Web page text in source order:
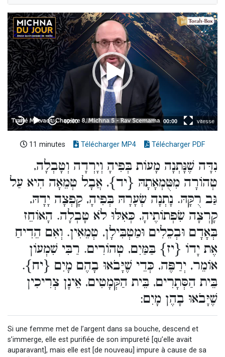
11 minutes Télécharger MP4 Télécharger PDF
נִדָּה שֶׁנָּתְנָה מָעוֹת בְּפִיהָ וְיָרְדָה וְטָבְלָה,
טְהוֹרָה מִטֻּמְאָתָהּ {יד}, אֲבָל טְמֵאָה הִיא עַל
גַּב רֻקָּהּ. נָתְנָה שְׂעָרָהּ בְּפִיהָ, קָפְצָה יָדָהּ,
קָרְצָה שִׂפְתוֹתֶיהָ, כְּאִלּוּ לֹא טָבְלָה. הָאוֹחֵז
בְּאָדָם וּבְכֵלִים וּמַטְבִּילָן, טְמֵאִין. וְאִם הֵדִיחַ
אֶת יָדוֹ {יז} בַּמַּיִם, טְהוֹרִים. רַבִּי שִׁמְעוֹן
אוֹמֵר, יְרַפֶּה, כְּדֵי שֶׁיָּבֹאוּ בָהֶם מָיִם {יח}.
בֵּית הַסְּתָרִים, בֵּית הַקְּמָטִים, אֵינָן צְרִיכִין
שֶׁיָּבֹאוּ בָהֶן מָיִם:
Si une femme met de l’argent dans sa bouche, descend et
s’immerge, elle est purifiée de son impureté [qu’elle avait
auparavant], mais elle est [de nouveau] impure à cause de sa